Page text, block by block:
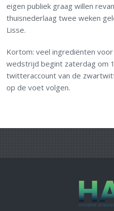
eigen publiek graag willen
thuisnederlaag twee weken
Lisse.
Kortom: veel ingrediënten
wedstrijd begint zaterdag om
twitteraccount van de
op de voet volgen.